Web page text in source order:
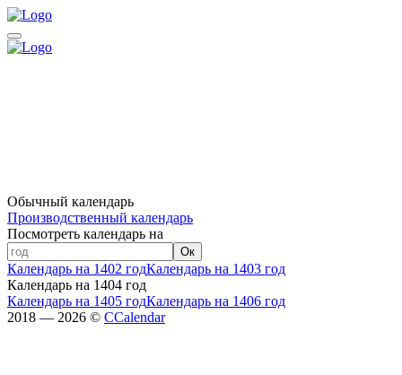
Обычный календарь
Производственный календарь
Посмотреть календарь на
Ок
Календарь на 1402 годКалендарь на 1403 год
Календарь на 1404 год
Календарь на 1405 годКалендарь на 1406 год
2018 — 2026 © CCalendar